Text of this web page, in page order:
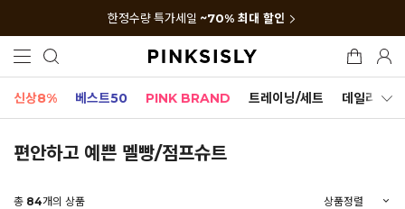
한정수량 특가세일 ~70% 최대 할인
신상8% 베스트50 PINK BRAND 트레이닝/세트 데일리세트
편안하고 예쁜 멜빵/점프슈트
총 84개의 상품